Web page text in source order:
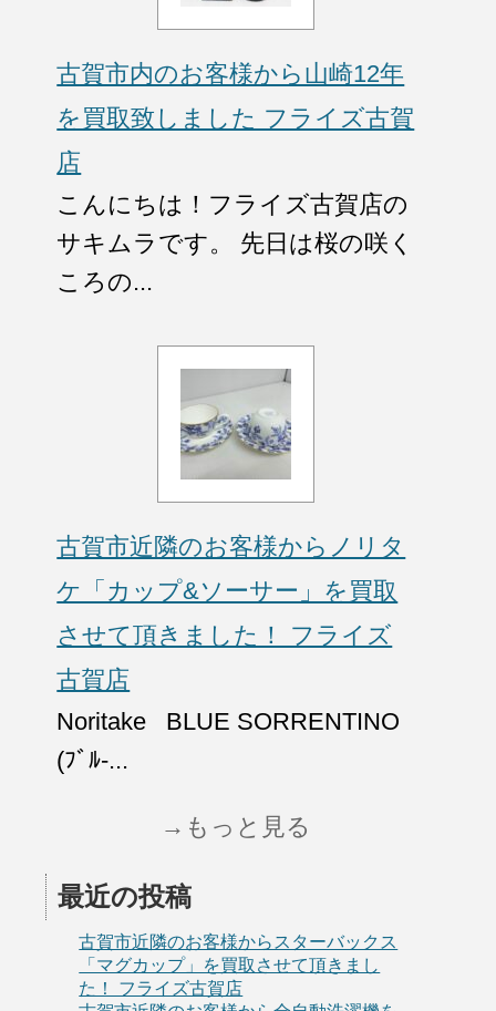
古賀市内のお客様から山崎12年
を買取致しました フライズ古賀
店
こんにちは！フライズ古賀店の
サキムラです。 先日は桜の咲く
ころの...
古賀市近隣のお客様からノリタ
ケ「カップ&ソーサー」を買取
させて頂きました！ フライズ
古賀店
Noritake BLUE SORRENTINO
(ﾌﾞﾙ-...
→もっと見る
最近の投稿
古賀市近隣のお客様からスターバックス
「マグカップ」を買取させて頂きまし
た！ フライズ古賀店